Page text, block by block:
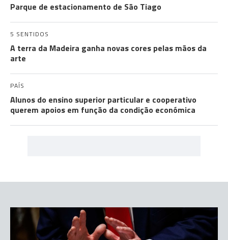
Parque de estacionamento de São Tiago
5 SENTIDOS
A terra da Madeira ganha novas cores pelas mãos da
arte
PAÍS
Alunos do ensino superior particular e cooperativo
querem apoios em função da condição económica